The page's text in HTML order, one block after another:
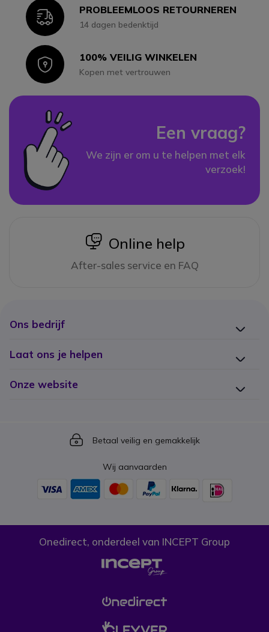
IconPROBLEEMLOOS RETOURNEREN
14 dagen bedenktijd
Icon100% VEILIG WINKELEN
Kopen met vertrouwen
Een vraag?
We zijn er om u te helpen met elk
verzoek!
icon
Online help
After-sales service en FAQ
Ons bedrijf
Laat ons je helpen
Onze website
Icon
Betaal veilig en gemakkelijk
Wij aanvaarden
Onedirect, onderdeel van INCEPT Group